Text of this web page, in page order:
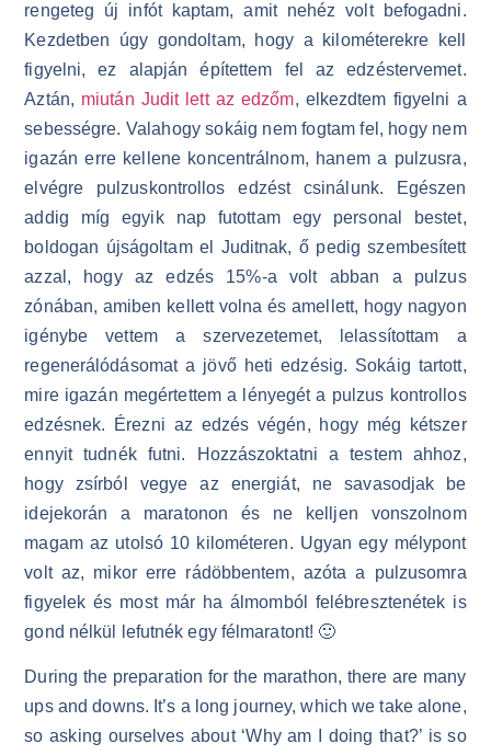
rengeteg új infót kaptam, amit nehéz volt befogadni.
Kezdetben úgy gondoltam, hogy a kilométerekre kell
figyelni, ez alapján építettem fel az edzéstervemet.
Aztán, miután Judit lett az edzőm, elkezdtem figyelni a
sebességre. Valahogy sokáig nem fogtam fel, hogy nem
igazán erre kellene koncentrálnom, hanem a pulzusra,
elvégre pulzuskontrollos edzést csinálunk. Egészen
addig míg egyik nap futottam egy personal bestet,
boldogan újságoltam el Juditnak, ő pedig szembesített
azzal, hogy az edzés 15%-a volt abban a pulzus
zónában, amiben kellett volna és amellett, hogy nagyon
igénybe vettem a szervezetemet, lelassítottam a
regenerálódásomat a jövő heti edzésig. Sokáig tartott,
mire igazán megértettem a lényegét a pulzus kontrollos
edzésnek. Érezni az edzés végén, hogy még kétszer
ennyit tudnék futni. Hozzászoktatni a testem ahhoz,
hogy zsírból vegye az energiát, ne savasodjak be
idejekorán a maratonon és ne kelljen vonszolnom
magam az utolsó 10 kilométeren. Ugyan egy mélypont
volt az, mikor erre rádöbbentem, azóta a pulzusomra
figyelek és most már ha álmomból felébresztenétek is
gond nélkül lefutnék egy félmaratont! 🙂
During the preparation for the marathon, there are many
ups and downs. It’s a long journey, which we take alone,
so asking ourselves about ‘Why am I doing that?’ is so